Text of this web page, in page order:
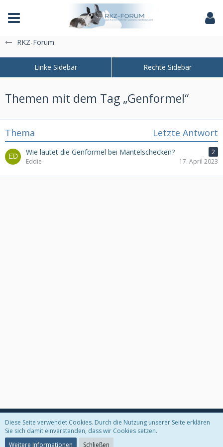
Das Fachforum der Rassekaninchenzucht
RKZ-Forum
Themen mit dem Tag „Genformel“
Thema Letzte Antwort
Wie lautet die Genformel bei Mantelschecken?
2
Eddie
17. April 2023
Datenschutzerklärung Kontakt Impressum
Diese Seite verwendet Cookies. Durch die Nutzung unserer Seite erklären
Sie sich damit einverstanden, dass wir Cookies setzen.
Weitere Informationen
Schließen